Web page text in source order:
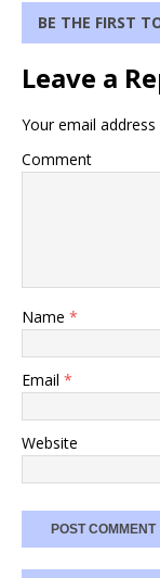
BE THE FIRST
Leave a
Your email
Comment
Name *
Email *
Website